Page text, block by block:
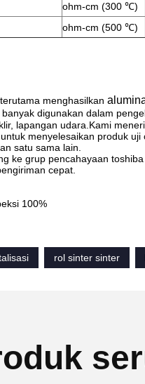
ohm-cm (300 ℃)
ohm-cm (500 ℃)
menghasilkan
, banyak digunakan dalam
lapangan udara.Kami
menyelesaikan produk
satu sama lain.
ke grup pencahayaan
cepat.
100%
rol sinter sinter